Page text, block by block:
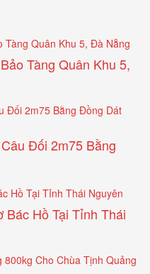
Tàng Quân Khu 5,
Đối 2m75 Bằng
Bác Hồ Tại Tỉnh Thái